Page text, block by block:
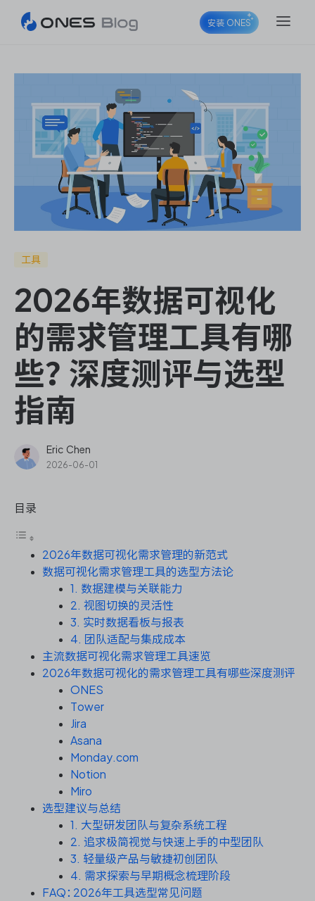
ONES Project
ONES Wiki
ONES Desk
ONES Assistant
敏捷研发管理
企业知识库管理
研发效能管理
资源和工时管理
服务台和工单管理
IPD 研发管理
ASPICE 研发管理
安装 ONES
工具
2026年数据可视化
的需求管理工具有哪
些？深度测评与选型
指南
Eric Chen
2026-06-01
目录
2026年数据可视化需求管理的新范式
数据可视化需求管理工具的选型方法论
1. 数据建模与关联能力
2. 视图切换的灵活性
3. 实时数据看板与报表
4. 团队适配与集成成本
主流数据可视化需求管理工具速览
2026年数据可视化的需求管理工具有哪些深度测评
ONES
Tower
Jira
Asana
Monday.com
Notion
Miro
选型建议与总结
1. 大型研发团队与复杂系统工程
2. 追求极简视觉与快速上手的中型团队
3. 轻量级产品与敏捷初创团队
4. 需求探索与早期概念梳理阶段
FAQ：2026年工具选型常见问题